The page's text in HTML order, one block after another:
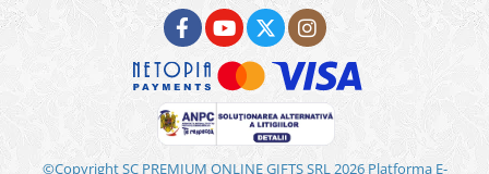
©Copyright SC PREMIUM ONLINE GIFTS SRL 2026 Platforma E-